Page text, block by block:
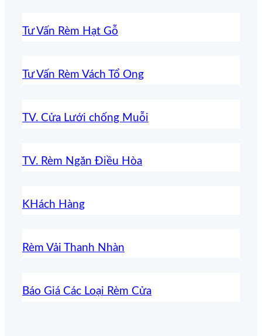
Tư Vấn Rèm Hạt Gỗ
Tư Vấn Rèm Vách Tổ Ong
TV. Cửa Lưới chống Muỗi
TV. Rèm Ngăn Điều Hòa
KHách Hàng
Rèm Vải Thanh Nhàn
Báo Giá Các Loại Rèm Cửa